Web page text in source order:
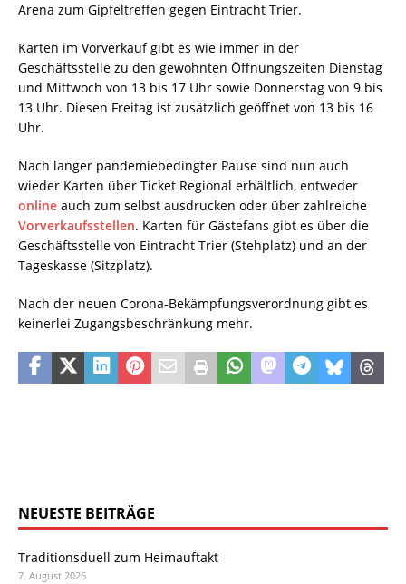
Arena zum Gipfeltreffen gegen Eintracht Trier.
Karten im Vorverkauf gibt es wie immer in der
Geschäftsstelle zu den gewohnten Öffnungszeiten Dienstag
und Mittwoch von 13 bis 17 Uhr sowie Donnerstag von 9 bis
13 Uhr. Diesen Freitag ist zusätzlich geöffnet von 13 bis 16
Uhr.
Nach langer pandemiebedingter Pause sind nun auch
wieder Karten über Ticket Regional erhältlich, entweder
online auch zum selbst ausdrucken oder über zahlreiche
Vorverkaufsstellen. Karten für Gästefans gibt es über die
Geschäftsstelle von Eintracht Trier (Stehplatz) und an der
Tageskasse (Sitzplatz).
Nach der neuen Corona-Bekämpfungsverordnung gibt es
keinerlei Zugangsbeschränkung mehr.
NEUESTE BEITRÄGE
Traditionsduell zum Heimauftakt
7. August 2026